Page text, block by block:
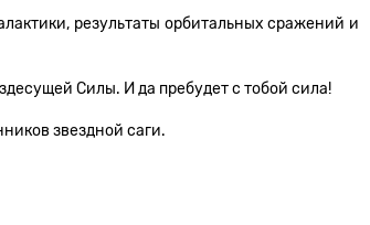
результаты орбитальных сражений и
Силы. И да пребудет с тобой сила!
звездной саги.